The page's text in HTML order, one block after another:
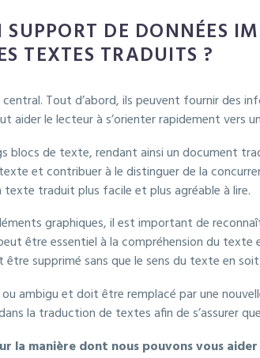
DE DONNÉES
TEXTES TRADUITS ?
Tout d’abord, ils peuvent fournir des
le lecteur à s’orienter rapidement vers
blocs de texte, rendant ainsi un document
et contribuer à le distinguer de la
traduit plus facile et plus agréable à lire.
graphiques, il est important de
être essentiel à la compréhension du
supprimé sans que le sens du texte en
ambigu et doit être remplacé par une
la traduction de textes afin de s’assurer
la manière dont nous pouvons vous